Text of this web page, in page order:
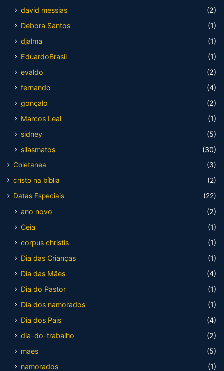
david messias
(2)
Debora Santos
(1)
djalma
(1)
EduardoBrasil
(1)
evaldo
(2)
fernando
(4)
gonçalo
(2)
Marcos Leal
(1)
sidney
(5)
silasmatos
(30)
Coletanea
(3)
cristo na bíblia
(2)
Datas Especiais
(22)
ano novo
(2)
Ceia
(1)
corpus christis
(1)
Dia das Crianças
(1)
Dia das Mães
(4)
Dia do Pastor
(1)
Dia dos namorados
(1)
Dia dos Pais
(4)
dia-do-trabalho
(2)
maes
(5)
namorados
(1)